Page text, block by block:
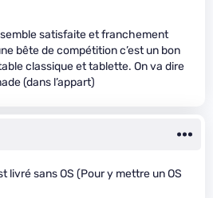
satisfaite et franchement
bête de compétition c’est un bon
classique et tablette. On va dire
(dans l’appart)
livré sans OS (Pour y mettre un OS